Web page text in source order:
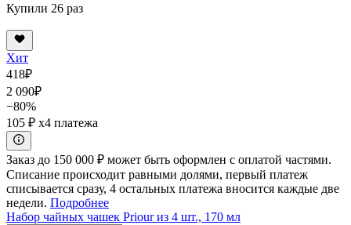
Купили 26 раз
Хит
418₽
2 090₽
−80%
105 ₽ x4 платежа
Заказ до 150 000 ₽ может быть оформлен с оплатой частями.
Списание происходит равными долями, первый платеж
списывается сразу, 4 остальных платежа вносится каждые две
недели. Подробнее
Набор чайных чашек Priour из 4 шт., 170 мл